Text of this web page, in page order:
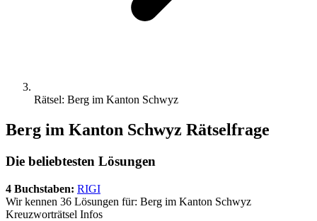
Rätsel: Berg im Kanton Schwyz
Berg im Kanton Schwyz Rätselfrage
Die beliebtesten Lösungen
4 Buchstaben: RIGI
Wir kennen 36 Lösungen für: Berg im Kanton Schwyz
Kreuzworträtsel Infos